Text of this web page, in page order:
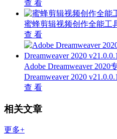
查 看
蜜蜂剪辑视频创作全能工
查 看
Adobe Dreamweaver
Dreamweaver 2020
查 看
相关文章
更多+